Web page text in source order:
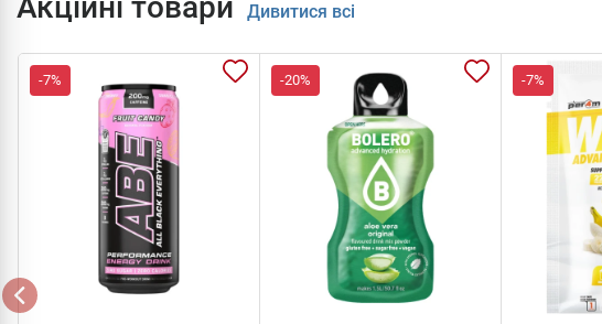
Дивитися всі
-7% -20% -7%